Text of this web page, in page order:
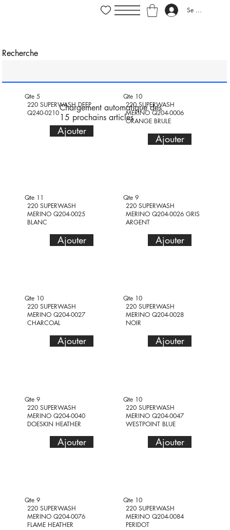
Se connecter
Chargement automatique des
15 prochains articles
Recherche
Qte 5
220 SUPERWASH DEEP
Q240-0210
Ajouter
Qte 10
220 SUPERWASH
MERINO Q204-0006
ORANGE BRULE
Ajouter
Qte 11
220 SUPERWASH
MERINO Q204-0025
BLANC
Ajouter
Qte 9
220 SUPERWASH
MERINO Q204-0026 GRIS
ARGENT
Ajouter
Qte 10
220 SUPERWASH
MERINO Q204-0027
CHARCOAL
Ajouter
Qte 10
220 SUPERWASH
MERINO Q204-0028
NOIR
Ajouter
Qte 9
220 SUPERWASH
MERINO Q204-0040
DOESKIN HEATHER
Ajouter
Qte 10
220 SUPERWASH
MERINO Q204-0047
WESTPOINT BLUE
Ajouter
Qte 9
220 SUPERWASH
MERINO Q204-0076
FLAME HEATHER
Qte 10
220 SUPERWASH
MERINO Q204-0084
PERIDOT